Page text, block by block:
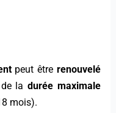
peut être renouvelé
de ladurée maximale
mois).